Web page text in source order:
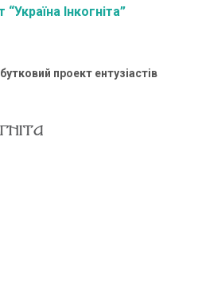
Інкогніта”
проект ентузіастів